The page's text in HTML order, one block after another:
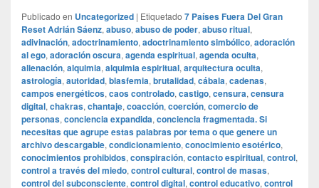
Publicado en Uncategorized | Etiquetado 7 Países Fuera Del Gran
Reset Adrián Sáenz, abuso, abuso de poder, abuso ritual,
adivinación, adoctrinamiento, adoctrinamiento simbólico, adoración
al ego, adoración oscura, agenda espiritual, agenda oculta,
alienación, alquimia, alquimia espiritual, arquitectura oculta,
astrología, autoridad, blasfemia, brutalidad, cábala, cadenas,
campos energéticos, caos controlado, castigo, censura, censura
digital, chakras, chantaje, coacción, coerción, comercio de
personas, conciencia expandida, conciencia fragmentada. Si
necesitas que agrupe estas palabras por tema o que genere un
archivo descargable, condicionamiento, conocimiento esotérico,
conocimientos prohibidos, conspiración, contacto espiritual, control,
control a través del miedo, control cultural, control de masas,
control del subconsciente, control digital, control educativo, control